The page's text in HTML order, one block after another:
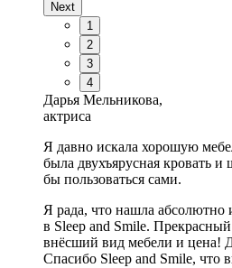
Next
1
2
3
4
Дарья Мельникова,
актриса
Я давно искала хорошую
была двухъярусная кровать
бы пользоваться сами.
Я рада, что нашла
в Sleep and Smile. Прекрасный
внёсший вид мебели и цена!
Спасибо Sleep and Smile, что